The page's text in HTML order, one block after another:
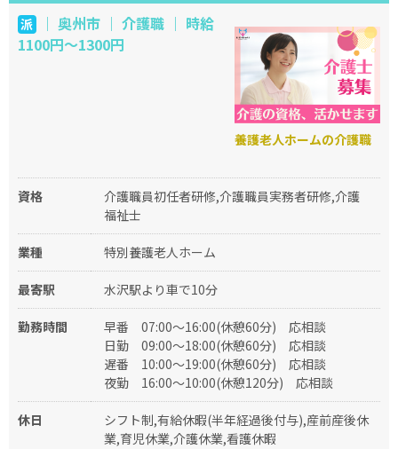
派｜ 奥州市 ｜ 介護職 ｜ 時給
1100円～1300円
養護老人ホームの介護職
資格
介護職員初任者研修,介護職員実務者研修,介護
福祉士
業種 特別養護老人ホーム
最寄駅 水沢駅より車で10分
勤務時間 早番 07:00～16:00(休憩60分)
応相談
日勤
09:00～18:00(休憩60分)
応相談
遅番
10:00～19:00(休憩60分)
応相談
夜勤
16:00～10:00(休憩120分) 応相談
休日
シフト制,有給休暇(半年経過後付与),産前産後休
業,育児休業,介護休業,看護休暇